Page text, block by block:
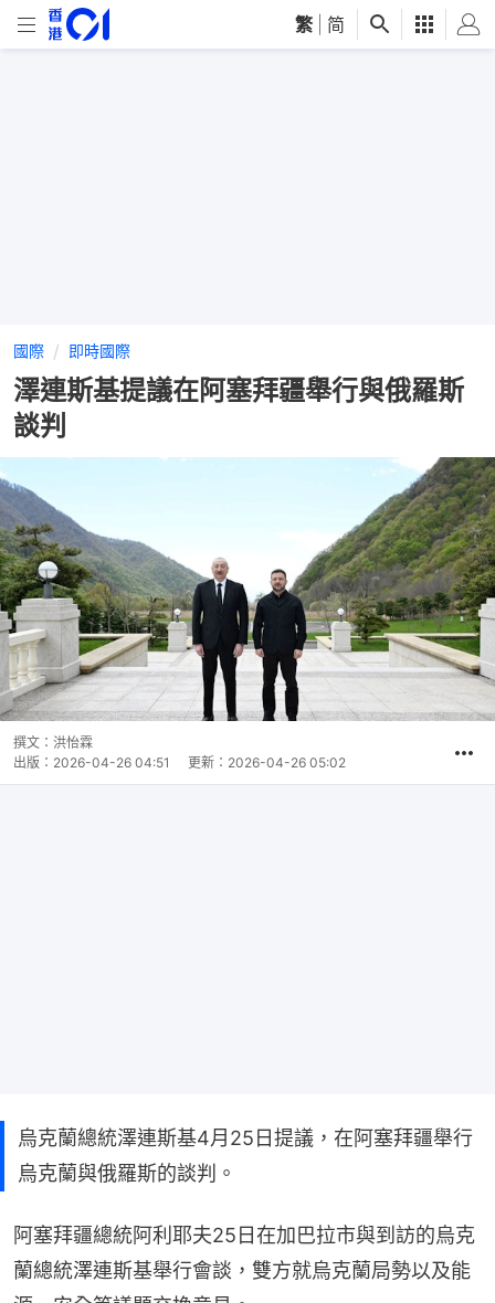
繁 简
國際 即時國際
澤連斯基提議在阿塞拜疆舉行與俄羅斯
談判
撰文： 洪怡霖
出版： 2026-04-26 04:51 更新： 2026-04-26 05:02
烏克蘭總統澤連斯基4月25日提議，在阿塞拜疆舉行
烏克蘭與俄羅斯的談判。
阿塞拜疆總統阿利耶夫25日在加巴拉市與到訪的烏克
蘭總統澤連斯基舉行會談，雙方就烏克蘭局勢以及能